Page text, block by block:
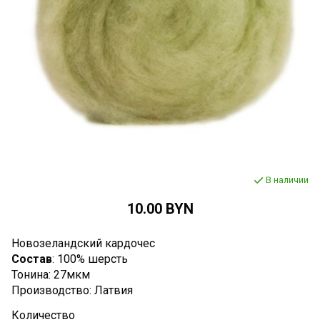
В наличии
10.00 BYN
Новозеландский кардочес
Состав: 100% шерсть
Тонина: 27мкм
Производство: Латвия
Количество